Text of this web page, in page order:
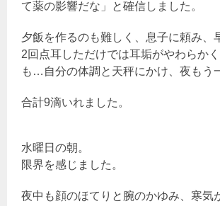
て薬の影響だな」と確信しました。
夕飯を作るのも難しく、息子に頼み、
2回点耳しただけでは耳垢がやわらか
も…自分の体調と天秤にかけ、夜もう
合計9滴いれました。
水曜日の朝。
限界を感じました。
夜中も顔のほてりと腕のかゆみ、寒気